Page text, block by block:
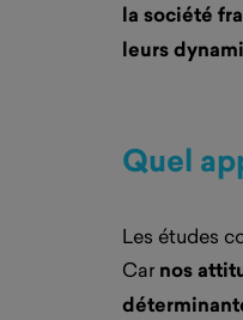
la société
leurs
Quel
Les études
Car nos